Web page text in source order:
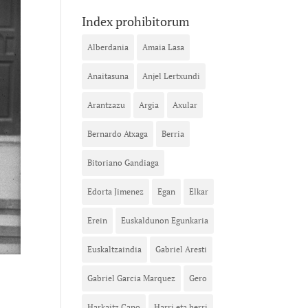
Index prohibitorum
Alberdania Amaia Lasa
Anaitasuna Anjel Lertxundi
Arantzazu Argia Axular
Bernardo Atxaga Berria
Bitoriano Gandiaga
Edorta Jimenez Egan Elkar
Erein Euskaldunon Egunkaria
Euskaltzaindia Gabriel Aresti
Gabriel Garcia Marquez Gero